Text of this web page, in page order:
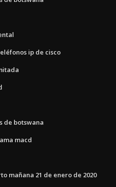
ip de cisco
de botswana
macd
mañana 21 de enero de 2020